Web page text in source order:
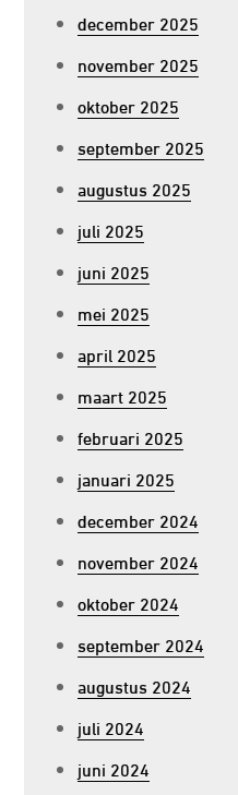
december 2025
november 2025
oktober 2025
september 2025
augustus 2025
juli 2025
juni 2025
mei 2025
april 2025
maart 2025
februari 2025
januari 2025
december 2024
november 2024
oktober 2024
september 2024
augustus 2024
juli 2024
juni 2024